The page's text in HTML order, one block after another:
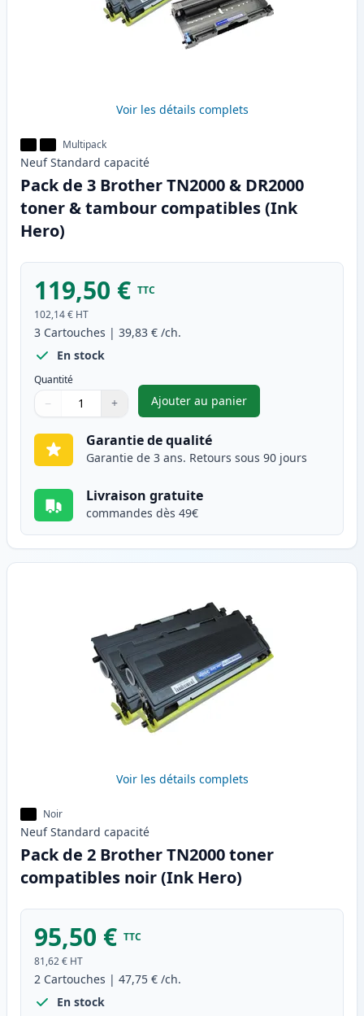
Voir les détails complets
Multipack
Neuf Standard capacité
Pack de 3 Brother TN2000 & DR2000
toner & tambour compatibles (Ink
Hero)
119,50 € TTC
102,14 € HT
3 Cartouches | 39,83 € /ch.
En stock
Quantité
Quantité
Utilisez les boutons pour ajuster
− +
Quantité
Ajouter au panier
,Pack de 3 Brother TN2000
Garantie de qualité
Garantie de 3 ans. Retours sous 90 jours
Livraison gratuite
commandes dès 49€
Voir les détails complets
Noir
Neuf Standard capacité
Pack de 2 Brother TN2000 toner
compatibles noir (Ink Hero)
95,50 € TTC
81,62 € HT
2 Cartouches | 47,75 € /ch.
En stock